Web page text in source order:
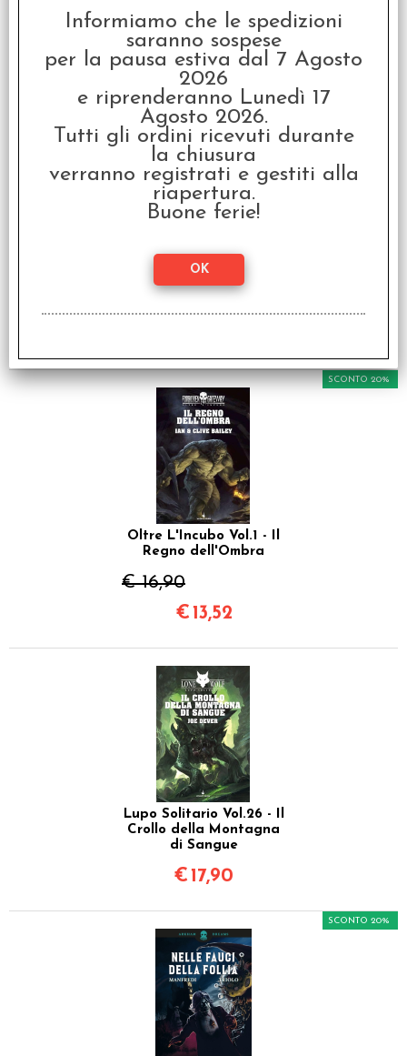
Lupo Solitario Vol.25 -
Sulle Tracce del Lupo
€17,90
Somora Vol.1 - La Città
della Menzogna
Oltre L'Incubo Vol.1 - Il
Regno dell'Ombra
€ 16,90
SCONTO 20%
€ 13,52
Lupo Solitario Vol.26 - Il
Crollo della Montagna
di Sangue
€ 17,90
SCONTO 20%
Informiamo che le spedizioni
saranno sospese
per la pausa estiva dal 7 Agosto
2026
e riprenderanno Lunedì 17
Agosto 2026.
Tutti gli ordini ricevuti durante
la chiusura
verranno registrati e gestiti alla
riapertura.
Buone ferie!